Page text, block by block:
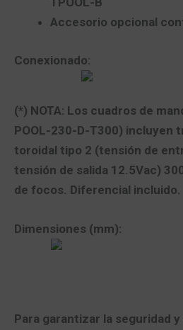
Accesorio opcional
Conexionado:
(*) NOTA: Los cuadros de
POOL-230-D-T300) incluyen
toroidal tipo 2 (tensión de
tensión de salida 12.5Vac)
de focos. Diferencial incluido.
Dimensiones (mm):
Para garantizar la seguridad